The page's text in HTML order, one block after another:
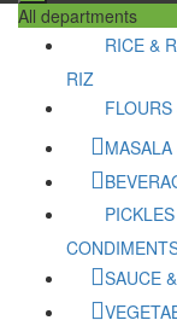
All departments
RICE &
RIZ
SAUCE